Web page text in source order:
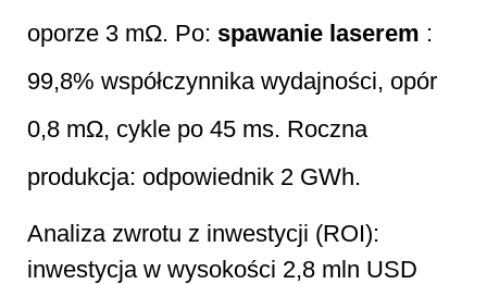
oporze 3 mΩ. Po: spawanie laserem :
99,8% współczynnika wydajności, opór
0,8 mΩ, cykle po 45 ms. Roczna
produkcja: odpowiednik 2 GWh.
Analiza zwrotu z inwestycji (ROI):
inwestycja w wysokości 2,8 mln USD